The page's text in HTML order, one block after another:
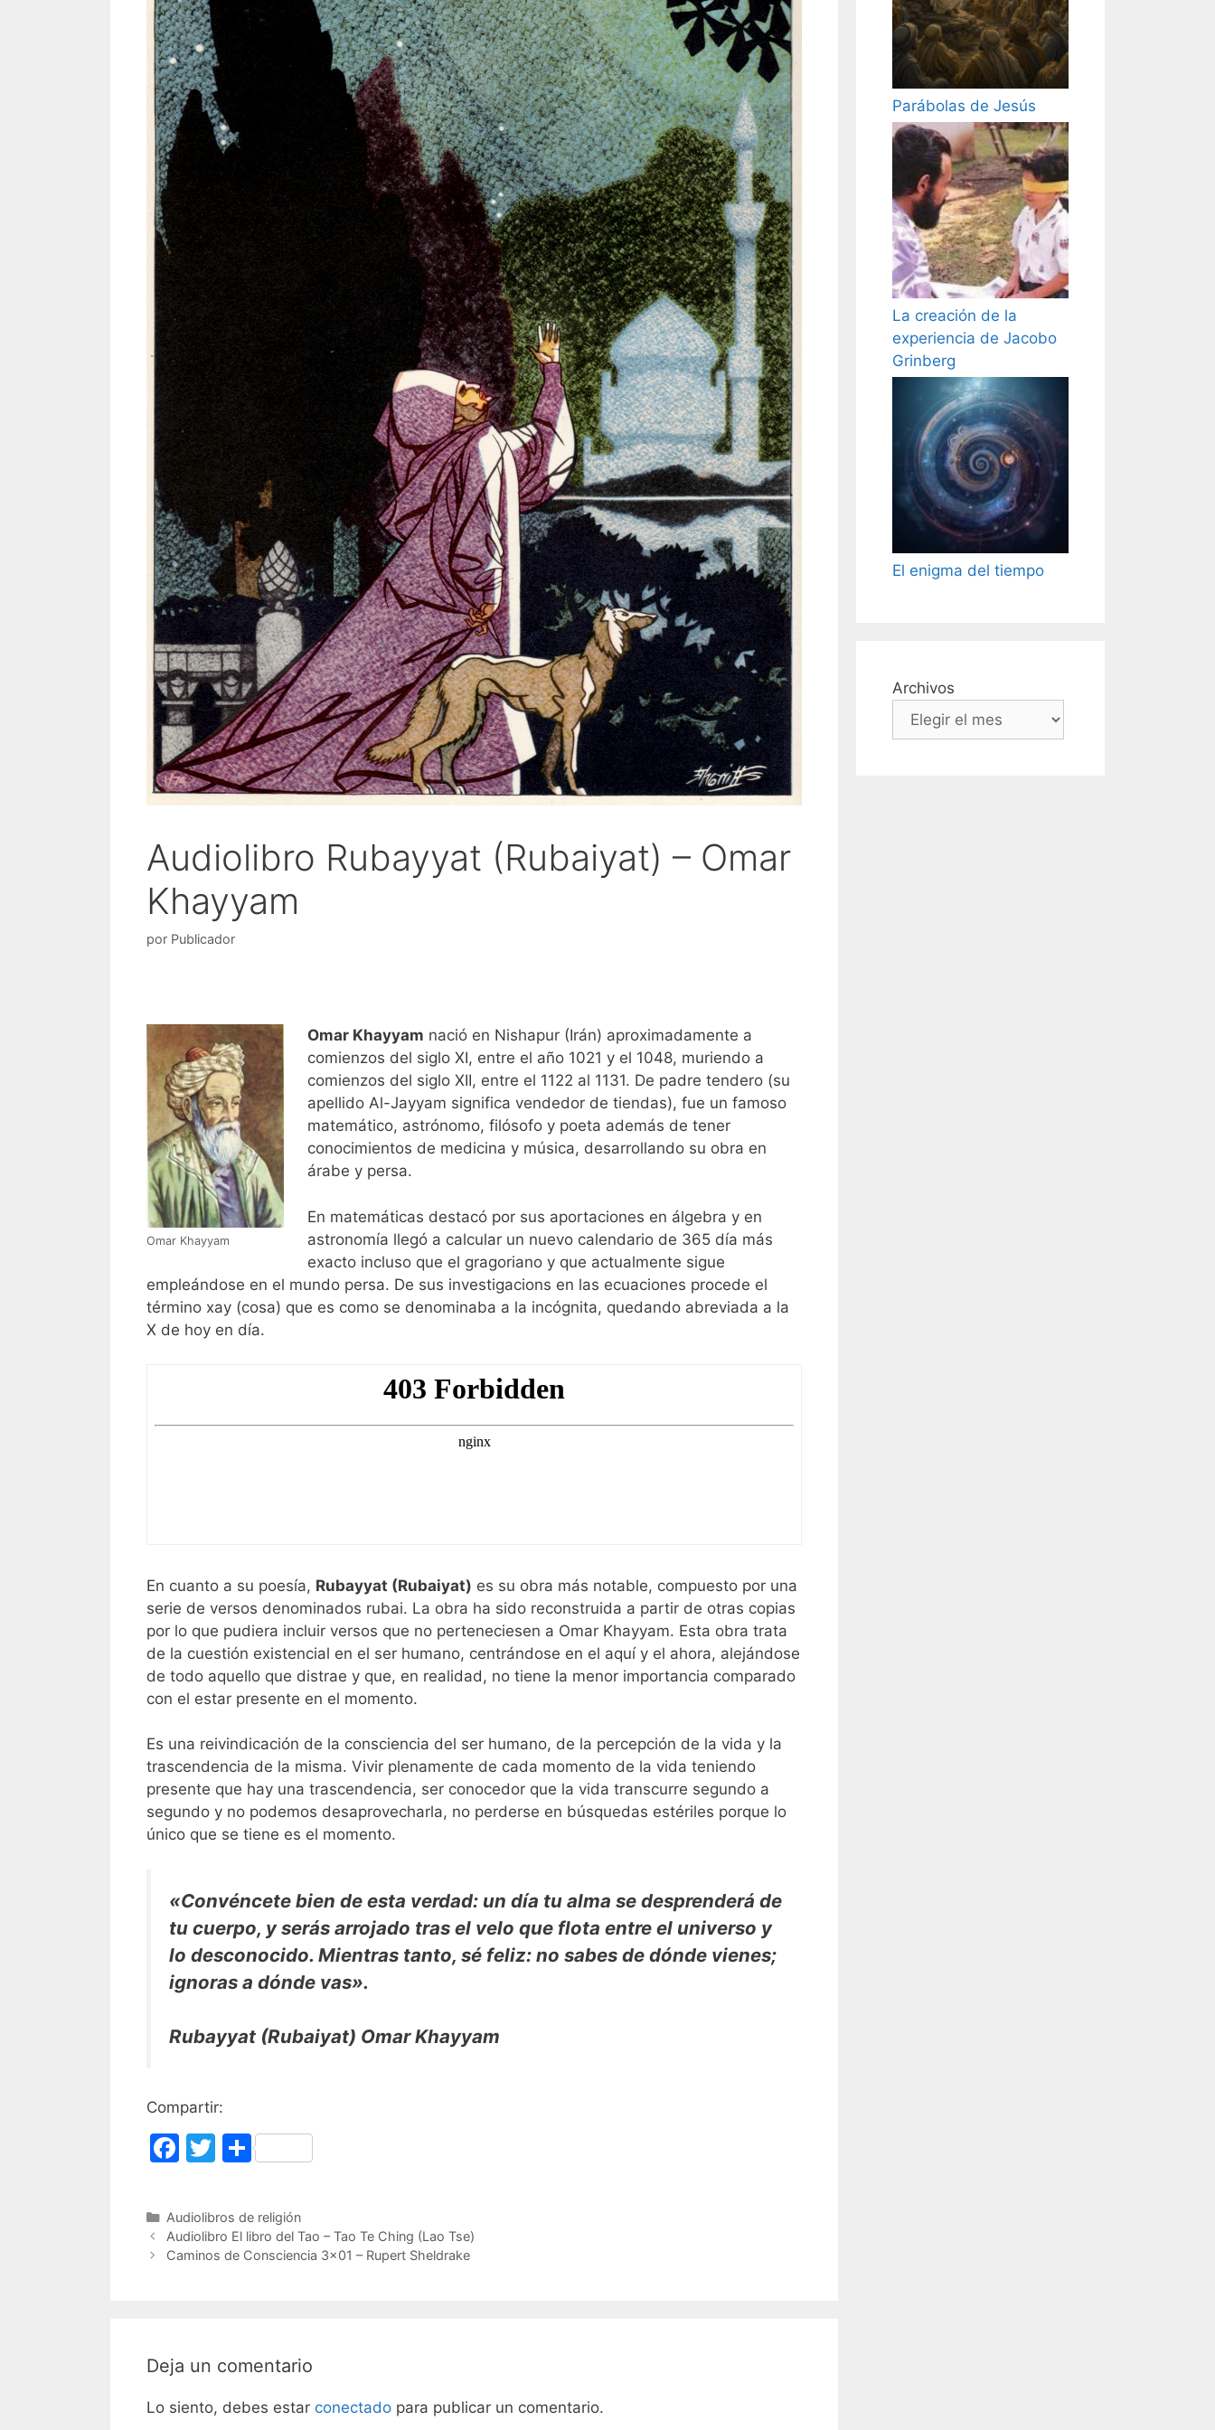
Audiolibro Rubayyat (Rubaiyat) – Omar
Khayyam
por Publicador
Omar Khayyam
Omar Khayyam nació en Nishapur (Irán) aproximadamente a
comienzos del siglo XI, entre el año 1021 y el 1048, muriendo a
comienzos del siglo XII, entre el 1122 al 1131. De padre tendero (su
apellido Al-Jayyam significa vendedor de tiendas), fue un famoso
matemático, astrónomo, filósofo y poeta además de tener
conocimientos de medicina y música, desarrollando su obra en
árabe y persa.
En matemáticas destacó por sus aportaciones en álgebra y en
astronomía llegó a calcular un nuevo calendario de 365 día más
exacto incluso que el gragoriano y que actualmente sigue
empleándose en el mundo persa. De sus investigacions en las ecuaciones procede el
término xay (cosa) que es como se denominaba a la incógnita, quedando abreviada a la
X de hoy en día.
En cuanto a su poesía, Rubayyat (Rubaiyat) es su obra más notable, compuesto por una
serie de versos denominados rubai. La obra ha sido reconstruida a partir de otras copias
por lo que pudiera incluir versos que no perteneciesen a Omar Khayyam. Esta obra trata
de la cuestión existencial en el ser humano, centrándose en el aquí y el ahora, alejándose
de todo aquello que distrae y que, en realidad, no tiene la menor importancia comparado
con el estar presente en el momento.
Es una reivindicación de la consciencia del ser humano, de la percepción de la vida y la
trascendencia de la misma. Vivir plenamente de cada momento de la vida teniendo
presente que hay una trascendencia, ser conocedor que la vida transcurre segundo a
segundo y no podemos desaprovecharla, no perderse en búsquedas estériles porque lo
único que se tiene es el momento.
«Convéncete bien de esta verdad: un día tu alma se desprenderá de
tu cuerpo, y serás arrojado tras el velo que flota entre el universo y
lo desconocido. Mientras tanto, sé feliz: no sabes de dónde vienes;
ignoras a dónde vas».
Rubayyat (Rubaiyat) Omar Khayyam
Compartir:
F
c
e
b
T
itt
er
C
m
p
ar
Categorías
Audiolibros de religión
Audiolibro El libro del Tao – Tao Te Ching (Lao Tse)
Caminos de Consciencia 3×01 – Rupert Sheldrake
Deja un comentario
Lo siento, debes estar conectado para publicar un comentario.
Parábolas de Jesús
La creación de la
experiencia de Jacobo
Grinberg
El enigma del tiempo
Archivos